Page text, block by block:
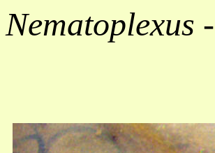
Nematoplexus